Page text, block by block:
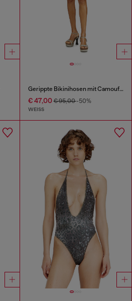
Gerippte Bikinihosen mit Camouflage-Print
€ 47,00€ 95,00-50%
WEISS